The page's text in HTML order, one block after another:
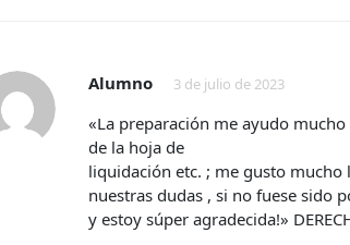
Alumno 3 de julio de 2023
«La preparación me ayudo
de la hoja de
liquidación etc. ; me gusto
nuestras dudas , si no fuese sido
y estoy súper agradecida!»